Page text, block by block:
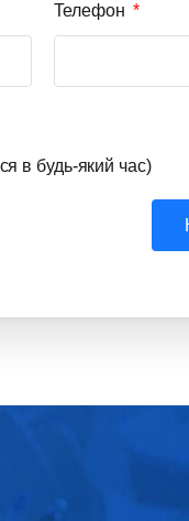
Телефон
в будь-який час)